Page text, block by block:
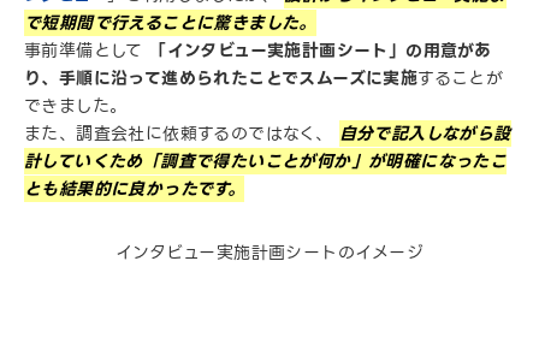
で短期間で行えることに驚きました。
事前準備として
「インタビュー実施計画シート」の用意があ
り、手順に沿って進められたことでスムーズに実施することが
できました。
また、調査会社に依頼するのではなく、 自分で記入しながら設
計していくため「調査で得たいことが何か」が明確になったこ
とも結果的に良かったです。
インタビュー実施計画シートのイメージ